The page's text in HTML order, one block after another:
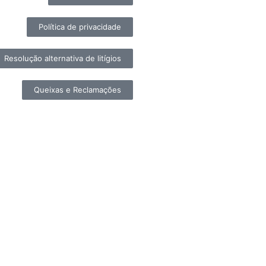
Política de privacidade
Resolução alternativa de litígios
Queixas e Reclamações